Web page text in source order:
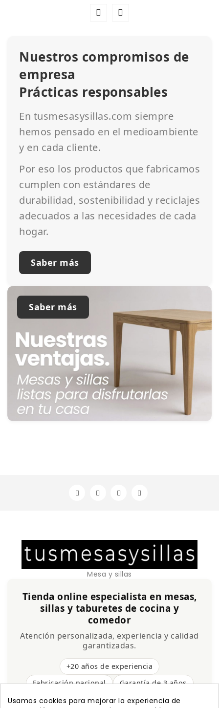
Nuestros compromisos de
empresa
Prácticas responsables
En tusmesasysillas.com siempre
hemos pensado en el medioambiente
y en cada cliente.
Por eso los productos que fabricamos
cumplen con estándares de
durabilidad, sostenibilidad y reciclajes
adecuados a las necesidades de cada
hogar.
Saber más
Saber más
Mesa y sillas
Tienda online especialista en mesas,
sillas y taburetes de cocina y
comedor
Atención personalizada, experiencia y calidad
garantizadas.
+20 años de experiencia
Fabricación nacional
Garantía de 3 años
Envío gratis
Usamos cookies para mejorar la experiencia de